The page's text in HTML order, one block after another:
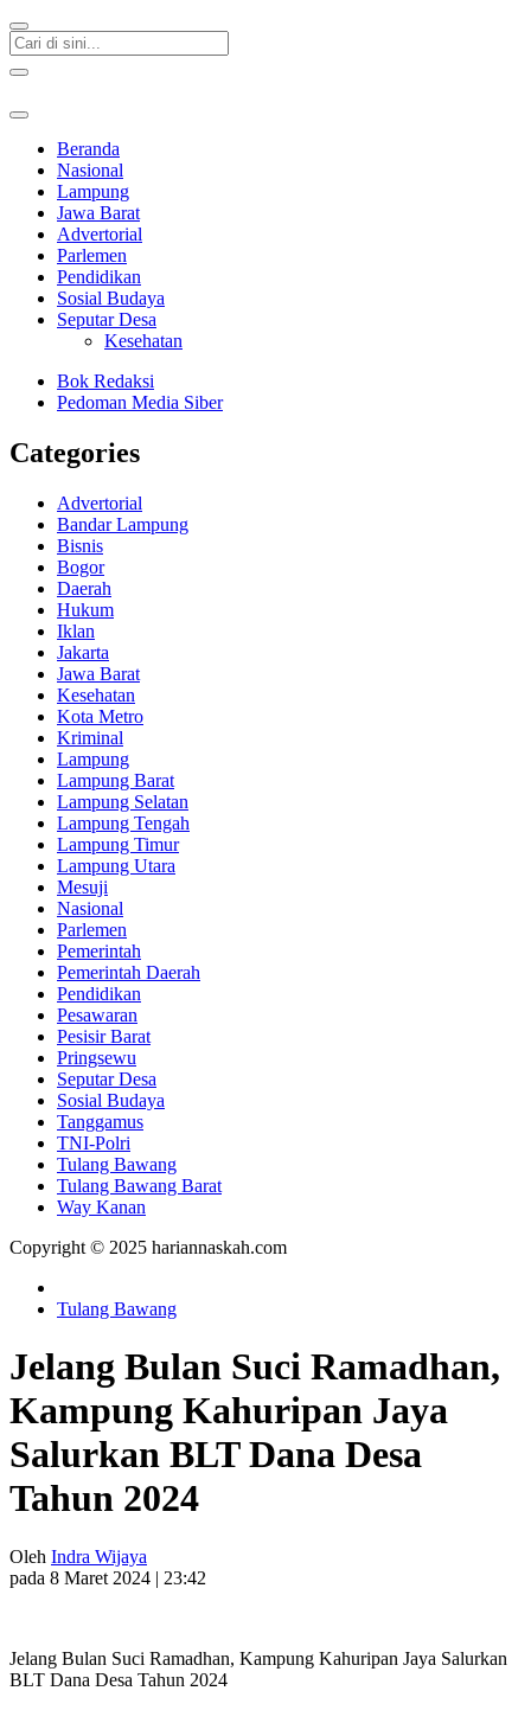
Beranda
Nasional
Lampung
Jawa Barat
Advertorial
Parlemen
Pendidikan
Sosial Budaya
Seputar Desa
Kesehatan
Bok Redaksi
Pedoman Media Siber
Categories
Advertorial
Bandar Lampung
Bisnis
Bogor
Daerah
Hukum
Iklan
Jakarta
Jawa Barat
Kesehatan
Kota Metro
Kriminal
Lampung
Lampung Barat
Lampung Selatan
Lampung Tengah
Lampung Timur
Lampung Utara
Mesuji
Nasional
Parlemen
Pemerintah
Pemerintah Daerah
Pendidikan
Pesawaran
Pesisir Barat
Pringsewu
Seputar Desa
Sosial Budaya
Tanggamus
TNI-Polri
Tulang Bawang
Tulang Bawang Barat
Way Kanan
Copyright © 2025 hariannaskah.com
Tulang Bawang
Jelang Bulan Suci Ramadhan,
Kampung Kahuripan Jaya
Salurkan BLT Dana Desa
Tahun 2024
Oleh Indra Wijaya
pada 8 Maret 2024 | 23:42
Jelang Bulan Suci Ramadhan, Kampung Kahuripan Jaya Salurkan
BLT Dana Desa Tahun 2024